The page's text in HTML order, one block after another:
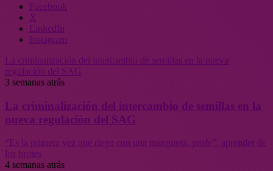
Facebook
X
LinkedIn
Instagram
La criminalización del intercambio de semillas en la nueva
regulación del SAG
3 semanas atrás
La criminalización del intercambio de semillas en la
nueva regulación del SAG
“Es la primera vez que riego con una manguera, profe”: aprender de
los brotes
4 semanas atrás